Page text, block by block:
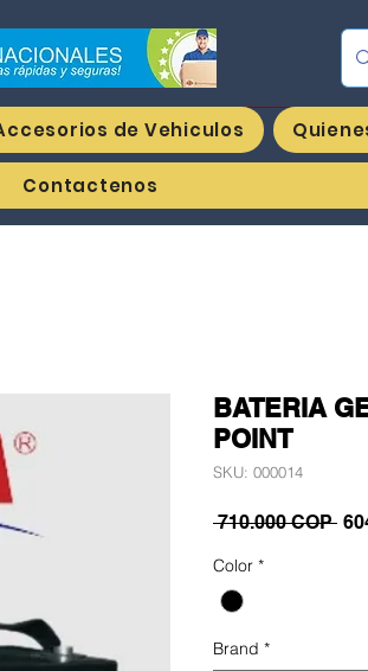
de Vehiculos
Contactenos
BATERIA
POINT
SKU: 000014
710.000 COP
Color *
Brand *